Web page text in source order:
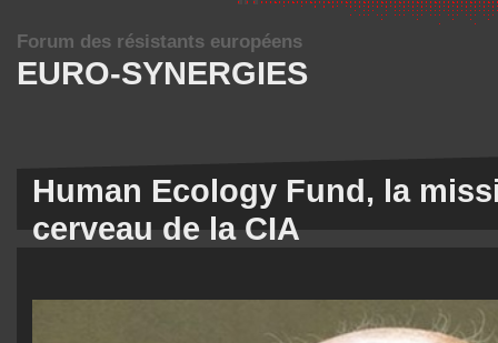
EURO-SYNERGIES
Forum des résistants européens
Human Ecology Fund, la
cerveau de la CIA